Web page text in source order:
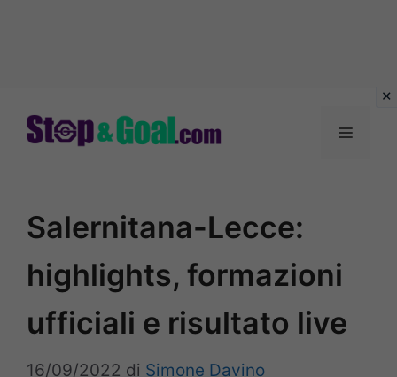
Menu
Salernitana-Lecce:
highlights, formazioni
ufficiali e risultato live
16/09/2022 di Simone Davino